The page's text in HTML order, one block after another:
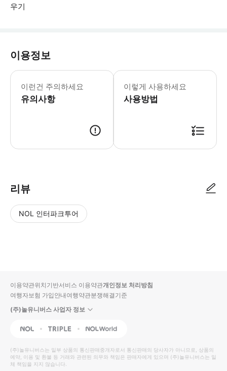
우기
이용정보
이런건 주의하세요
유의사항
* 소요시간 : 120분 (옵션에 따라 소요
이렇게 사용하세요
사용방법
리뷰
NOL 인터파크투어
입니
다.
높
은
순
동
영
상
순
상
이용약관위치기반서비스 이용약관개인정보 처리방침
여행자보험 가입안내여행약관분쟁해결기준
(주)놀유니버스 사업자 정보
NOL Triple Interpark Global
(주)놀유니버스는 일부 상품의 통신판매중개자로서 통신판매의 당사자가 아니므로, 상품의
예약, 이용 및 환불 등 거래와 관련된 의무와 책임은 판매자에게 있으며 (주)놀유니버스는 일
체 책임을 지지 않습니다.